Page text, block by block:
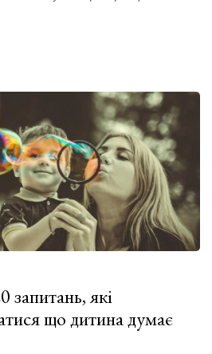
запитань, які
що дитина думає